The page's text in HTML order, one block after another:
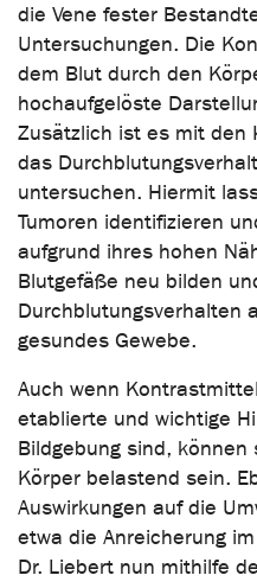
die Vene fester
Untersuchungen. Die
dem Blut durch den
hochaufgelöste
Zusätzlich ist es mit den
das
untersuchen. Hiermit
Tumoren identifizieren
aufgrund ihres hohen
Blutgefäße neu bilden
Durchblutungsverhalten
gesundes Gewebe.
Auch wenn
etablierte und wichtige
Bildgebung sind,
Körper belastend sein.
Auswirkungen auf die
etwa die Anreicherung
Dr. Liebert nun mithilfe